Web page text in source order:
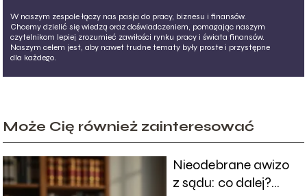
W naszym zespole łączy nas pasja do pracy, biznesu i finansów.
Chcemy dzielić się wiedzą oraz doświadczeniem, pomagając naszym
czytelnikom lepiej zrozumieć zawiłości rynku pracy i świata finansów.
Naszym celem jest, aby nawet trudne tematy były proste i przystępne
dla każdego.
Może Cię również zainteresować
Nieodebrane awizo
z sądu: co dalej?